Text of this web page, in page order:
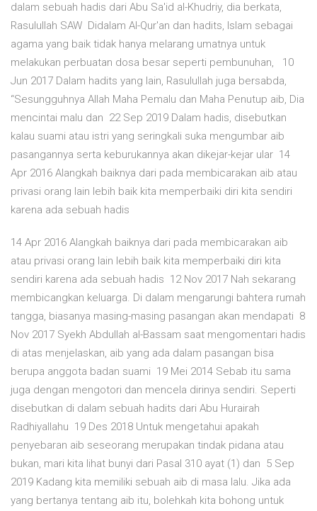
dalam sebuah hadis dari Abu Sa'id al-Khudriy, dia berkata,
Rasulullah SAW Didalam Al-Qur'an dan hadits, Islam sebagai
agama yang baik tidak hanya melarang umatnya untuk
melakukan perbuatan dosa besar seperti pembunuhan, 10
Jun 2017 Dalam hadits yang lain, Rasulullah juga bersabda,
“Sesungguhnya Allah Maha Pemalu dan Maha Penutup aib, Dia
mencintai malu dan 22 Sep 2019 Dalam hadis, disebutkan
kalau suami atau istri yang seringkali suka mengumbar aib
pasangannya serta keburukannya akan dikejar-kejar ular 14
Apr 2016 Alangkah baiknya dari pada membicarakan aib atau
privasi orang lain lebih baik kita memperbaiki diri kita sendiri
karena ada sebuah hadis
14 Apr 2016 Alangkah baiknya dari pada membicarakan aib
atau privasi orang lain lebih baik kita memperbaiki diri kita
sendiri karena ada sebuah hadis 12 Nov 2017 Nah sekarang
membicangkan keluarga. Di dalam mengarungi bahtera rumah
tangga, biasanya masing-masing pasangan akan mendapati 8
Nov 2017 Syekh Abdullah al-Bassam saat mengomentari hadis
di atas menjelaskan, aib yang ada dalam pasangan bisa
berupa anggota badan suami 19 Mei 2014 Sebab itu sama
juga dengan mengotori dan mencela dirinya sendiri. Seperti
disebutkan di dalam sebuah hadits dari Abu Hurairah
Radhiyallahu 19 Des 2018 Untuk mengetahui apakah
penyebaran aib seseorang merupakan tindak pidana atau
bukan, mari kita lihat bunyi dari Pasal 310 ayat (1) dan 5 Sep
2019 Kadang kita memiliki sebuah aib di masa lalu. Jika ada
yang bertanya tentang aib itu, bolehkah kita bohong untuk